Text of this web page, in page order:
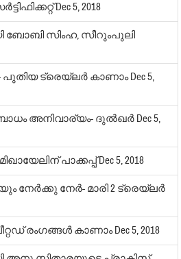
Dec 5, 2018
ബോബി സിംഹ, സീറുംപുലി
പുതിയ ട്രെയ്‌ലര്‍ കാണാംDec 5,
അനിവാര്യം- ദുല്‍ഖര്‍ Dec 5,
പാക്കപ്പ്Dec 5, 2018
നേര്‍- മാരി 2 ട്രെയ്‌ലര്‍
രംഗങ്ങള്‍ കാണാംDec 5, 2018